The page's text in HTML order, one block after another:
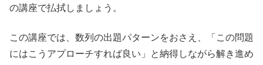
の講座で払拭しましょう。
この講座では、数列の出題パターンをおさえ、「この問題
にはこうアプローチすれば良い」と納得しながら解き進め